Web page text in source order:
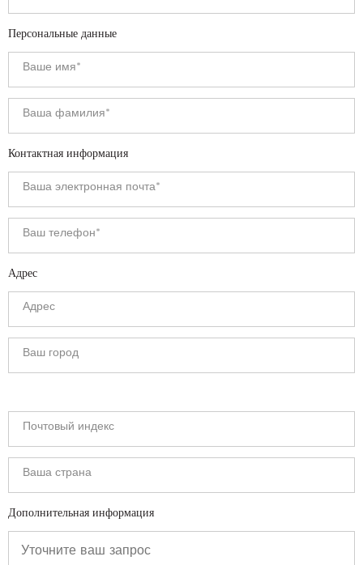
Персональные данные
Контактная информация
Адрес
Дополнительная информация